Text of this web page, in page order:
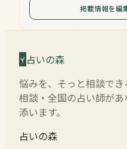
掲載情報を編
占いの森
悩みを、そっと相談でき
相談・全国の占い師があ
添います。
占いの森